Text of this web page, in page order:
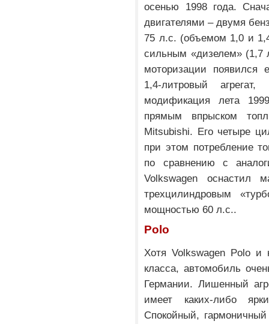
осенью 1998 года.
двигателями – двумя
75 л.с. (объемом 1,0 и
сильным «дизелем» (1,7
моторизации появился
1,4-литровый
модификация лета
прямым впрыском
Mitsubishi. Его четыре
при этом потребление
по сравнению с
Volkswagen оснастил
трехцилиндровым
мощностью 60 л.с..
Polo
Хотя Volkswagen Polo и
класса, автомобиль
Германии. Лишенный
имеет каких-либо
Спокойный,